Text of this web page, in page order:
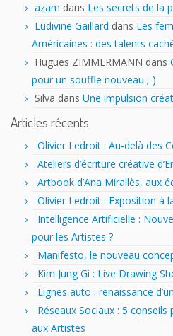
azam dans Les secrets de la
Ludivine Gaillard dans Les
Américaines : des talents
Hugues ZIMMERMANN dans
pour un souffle nouveau ;-)
Silva dans Une impulsion
Articles récents
Olivier Ledroit : Au-delà des
Ateliers d’écriture créative
Artbook d’Ana Mirallès, aux
Olivier Ledroit : Exposition à
Intelligence Artificielle :
pour les Artistes ?
Manifesto, le nouveau
Kim Jung Gi : Live Drawing
Lignes auto : renaissance
Réseaux Sociaux : 5
aux Artistes